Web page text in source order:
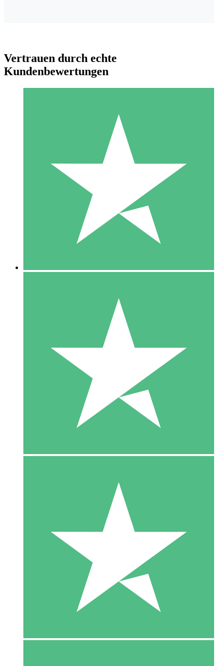
Individuelle Credit-Pakete
Zahlen Sie nach Bedarf mit Download-Credits. Keine
monatliche Verpflichtung erforderlich.
10 00
10 Downloads
20 00
Vertrauen durch echte
Kundenbewertungen